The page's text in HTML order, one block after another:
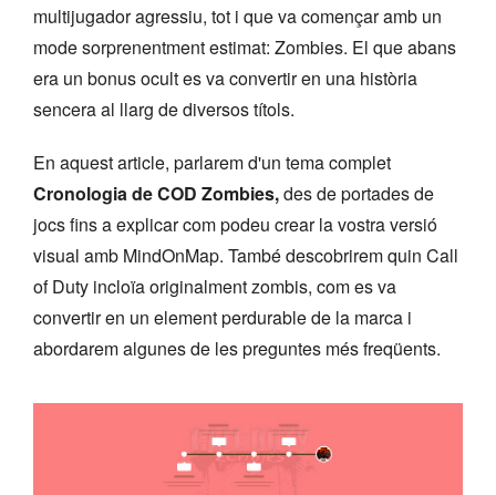
multijugador agressiu, tot i que va començar amb un
mode sorprenentment estimat: Zombies. El que abans
era un bonus ocult es va convertir en una història
sencera al llarg de diversos títols.
En aquest article, parlarem d'un tema complet
Cronologia de COD Zombies,des de portades de
jocs fins a explicar com podeu crear la vostra versió
visual amb MindOnMap. També descobrirem quin Call
of Duty incloïa originalment zombis, com es va
convertir en un element perdurable de la marca i
abordarem algunes de les preguntes més freqüents.